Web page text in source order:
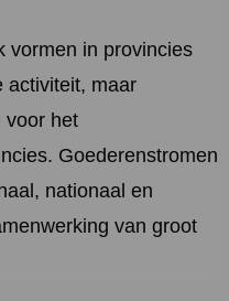
vormen in provincies
activiteit, maar
voor het
Goederenstromen
nationaal en
van groot